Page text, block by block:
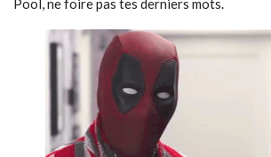
Pool, ne foire pas tes derniers mots.